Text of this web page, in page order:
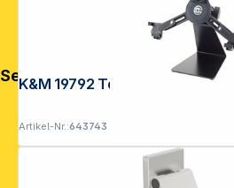
Artikel-Nr.:643743
Service